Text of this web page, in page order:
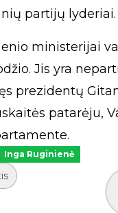
partijų lyderiai.
ministerijai
Jis yra
prezidentų
patarėju,
Inga Ruginienė